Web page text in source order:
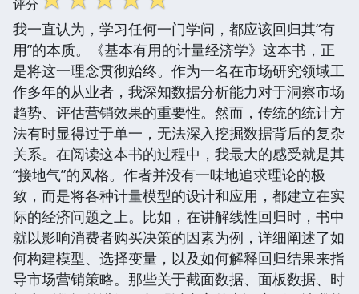
评分
我一直认为，学习任何一门学问，都应该回归其“有
用”的本质。《基本有用的计量经济学》这本书，正
是将这一理念贯彻始终。作为一名在市场研究领域工
作多年的从业者，我深知数据分析能力对于洞察市场
趋势、评估营销效果的重要性。然而，传统的统计方
法有时显得过于单一，无法深入挖掘数据背后的复杂
关系。在阅读这本书的过程中，我最大的感受就是其
“接地气”的风格。作者并没有一味地追求理论的极
致，而是将各种计量模型的设计和应用，都建立在实
际的经济问题之上。比如，在讲解线性回归时，书中
就以影响消费者购买决策的因素为例，详细阐述了如
何构建模型、选择变量，以及如何解释回归结果来指
导市场营销策略。那些关于截面数据、面板数据、时